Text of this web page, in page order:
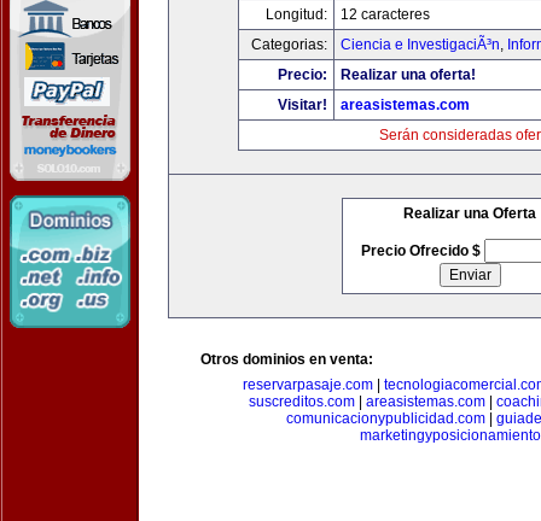
Longitud:
12 caracteres
Categorias:
Ciencia e InvestigaciÃ³n,
Precio:
Realizar una oferta!
Visitar!
areasistemas.com
Serán consideradas
Realizar una Oferta
Precio Ofrecido $
Otros dominios en venta:
reservarpasaje.com
suscreditos.com
areasistemas.com
comunicacionypublicidad.com